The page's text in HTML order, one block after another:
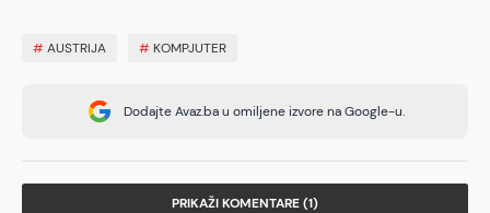
#AUSTRIJA # KOMPJUTER
Dodajte Avaz.ba u omiljene izvore na Google-u.
PRIKAŽI KOMENTARE (1)